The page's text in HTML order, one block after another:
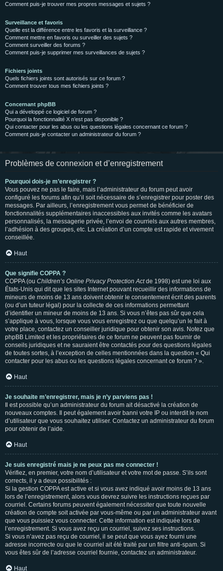
Comment puis-je trouver mes propres messages et sujets ?
Surveillance et favoris
Quelle est la différence entre les favoris et la surveillance ?
Comment mettre en favoris ou surveiller des sujets ?
Comment surveiller des forums ?
Comment puis-je supprimer mes surveillances de sujets ?
Fichiers joints
Quels fichiers joints sont autorisés sur ce forum ?
Comment trouver tous mes fichiers joints ?
Concernant phpBB
Qui a développé ce logiciel de forum ?
Pourquoi la fonctionnalité X n’est pas disponible ?
Qui contacter pour les abus ou les questions légales concernant ce forum ?
Comment puis-je contacter un administrateur du forum ?
Problèmes de connexion et d’enregistrement
Pourquoi dois-je m’enregistrer ?
Vous pouvez ne pas le faire, mais l’administrateur du forum peut avoir
configuré les forums afin qu’il soit nécessaire de s’enregistrer pour poster des
messages. Par ailleurs, l’enregistrement vous permet de bénéficier de
fonctionnalités supplémentaires inaccessibles aux invités comme les avatars
personnalisés, la messagerie privée, l’envoi de courriels aux autres membres,
l’adhésion à des groupes, etc. La création d’un compte est rapide et vivement
conseillée.
Haut
Que signifie COPPA ?
COPPA (ou Children’s Online Privacy Protection Actde 1998) est une loi aux
États-Unis qui dit que les sites Internet pouvant recueillir des informations de
mineurs de moins de 13 ans doivent obtenir le consentement écrit des parents
(ou d’un tuteur légal) pour la collecte de ces informations permettant
d’identifier un mineur de moins de 13 ans. Si vous n’êtes pas sûr que cela
s’applique à vous, lorsque vous vous enregistrez ou que quelqu’un le fait à
votre place, contactez un conseiller juridique pour obtenir son avis. Notez que
phpBB Limited et les propriétaires de ce forum ne peuvent pas fournir de
conseils juridiques et ne sauraient être contactés pour des questions légales
de toutes sortes, à l’exception de celles mentionnées dans la question « Qui
contacter pour les abus ou les questions légales concernant ce forum ? ».
Haut
Je souhaite m’enregistrer, mais je n’y parviens pas !
Il est possible qu’un administrateur du forum ait désactivé la création de
nouveaux comptes. Il peut également avoir banni votre IP ou interdit le nom
d’utilisateur que vous souhaitez utiliser. Contactez un administrateur du forum
pour obtenir de l’aide.
Haut
Je suis enregistré mais je ne peux pas me connecter !
Vérifiez, en premier, votre nom d’utilisateur et votre mot de passe. S’ils sont
corrects, il y a deux possibilités :
Si la gestion COPPA est active et si vous avez indiqué avoir moins de 13 ans
lors de l’enregistrement, alors vous devrez suivre les instructions reçues par
courriel. Certains forums peuvent également nécessiter que toute nouvelle
création de compte soit activée par vous-même ou par un administrateur avant
que vous puissiez vous connecter. Cette information est indiquée lors de
l’enregistrement. Si vous avez reçu un courriel, suivez ses instructions.
Si vous n’avez pas reçu de courriel, il se peut que vous ayez fourni une
adresse incorrecte ou que le courriel ait été traité par un filtre anti-spam. Si
vous êtes sûr de l’adresse courriel fournie, contactez un administrateur.
Haut